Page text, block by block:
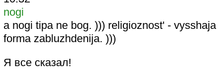
nogi
a nogi tipa ne bog. ))) religioznost' - vysshaja
forma zabluzhdenija. )))
Я все сказал!